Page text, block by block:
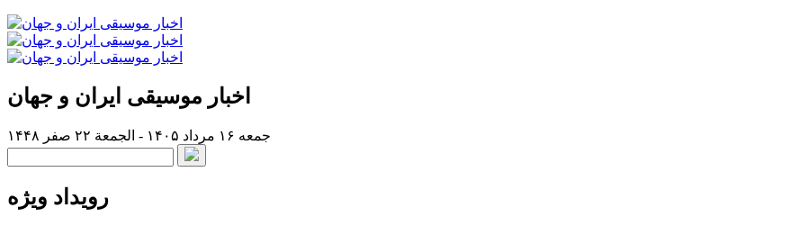
اخبار موسیقی ایران و جهان
جمعه ۱۶ مرداد ۱۴۰۵ - الجمعة ۲۲ صفر ۱۴۴۸
رویداد ویژه